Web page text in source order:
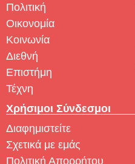
Πολιτική
Οικονομία
Κοινωνία
Διεθνή
Επιστήμη
Τέχνη
Χρήσιμοι Σύνδεσμοι
Διαφημιστείτε
Σχετικά με εμάς
Πολιτική Απορρήτου